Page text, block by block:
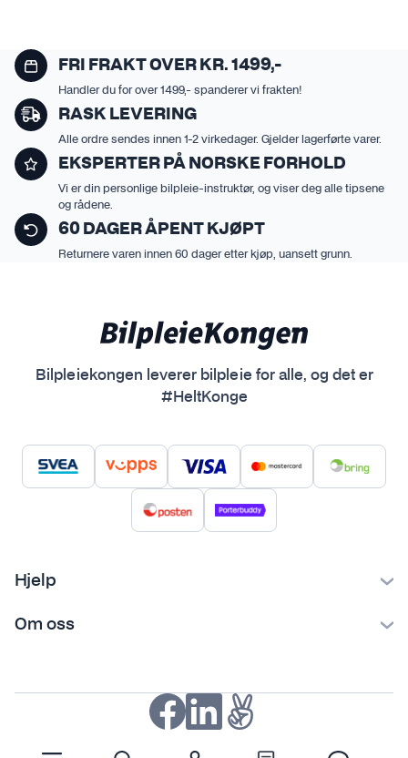
FRI FRAKT OVER KR. 1499,-
Handler du for over 1499,- spanderer vi frakten!
RASK LEVERING
Alle ordre sendes innen 1-2 virkedager. Gjelder lagerførte varer.
EKSPERTER PÅ NORSKE FORHOLD
Vi er din personlige bilpleie-instruktør, og viser deg alle tipsene
og rådene.
60 DAGER ÅPENT KJØPT
Returnere varen innen 60 dager etter kjøp, uansett grunn.
Bilpleiekongen leverer bilpleie for alle, og det er
#HeltKonge
Hjelp
Ofte stilte spørsmål
Om oss